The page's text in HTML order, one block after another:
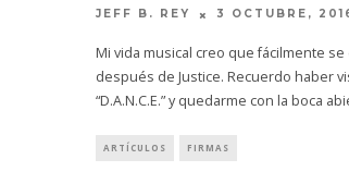
JEFF B. REY 3 OCTUBRE,
Mi vida musical creo que fácilmente
después de Justice. Recuerdo haber
“D.A.N.C.E.” y quedarme con la boca
ARTÍCULOS FIRMAS